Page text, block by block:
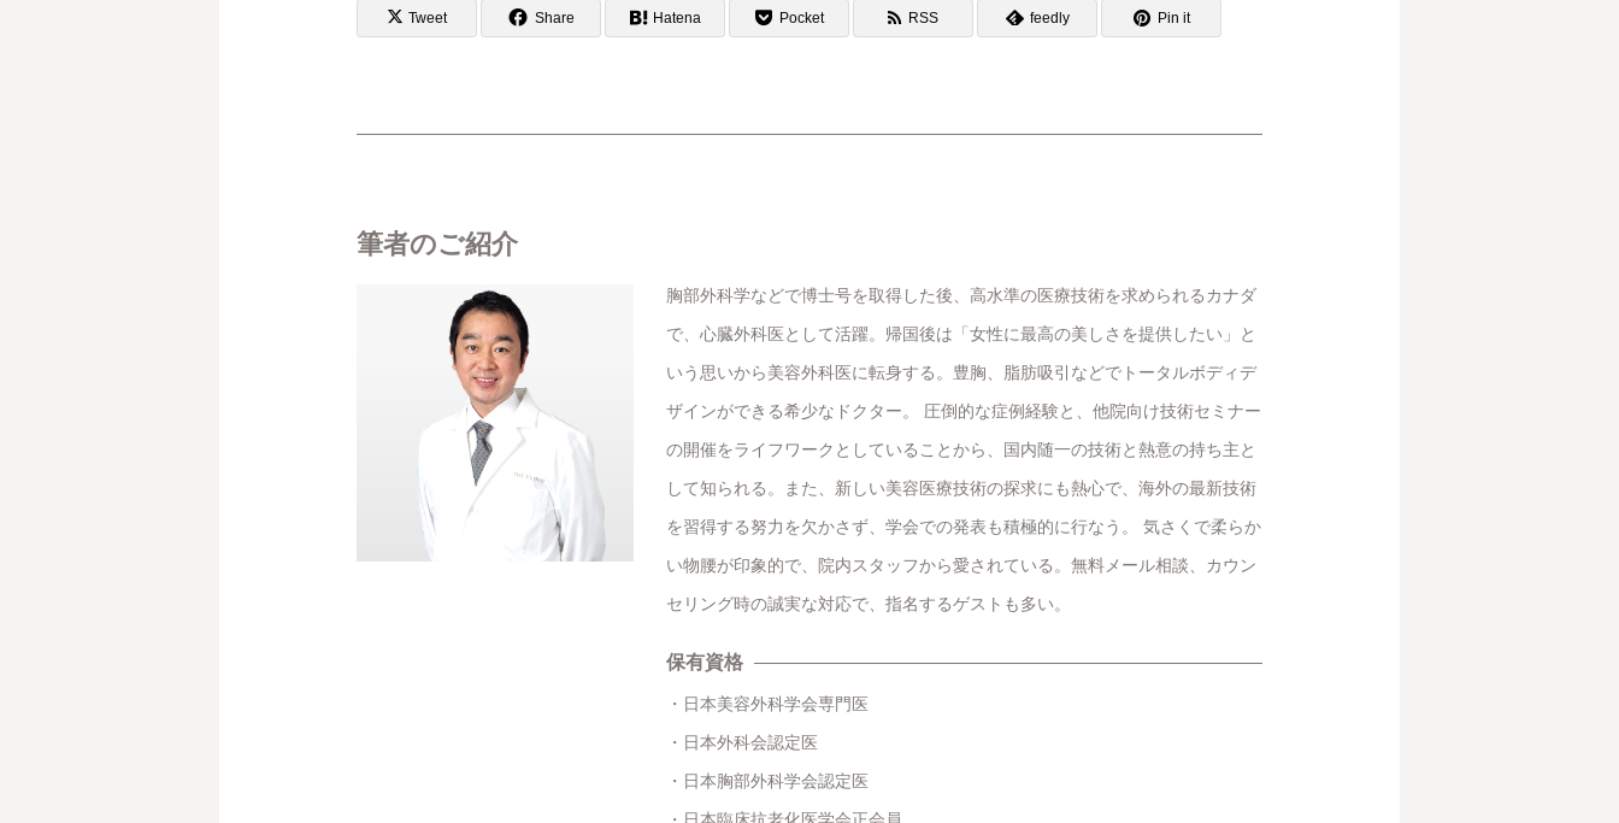
Tweet Share Hatena Pocket RSS feedly Pin it
筆者のご紹介
胸部外科学などで博士号を取得した後、高水準の医療技術を求められるカナダ
で、心臓外科医として活躍。帰国後は「女性に最高の美しさを提供したい」と
いう思いから美容外科医に転身する。豊胸、脂肪吸引などでトータルボディデ
ザインができる希少なドクター。 圧倒的な症例経験と、他院向け技術セミナー
の開催をライフワークとしていることから、国内随一の技術と熱意の持ち主と
して知られる。また、新しい美容医療技術の探求にも熱心で、海外の最新技術
を習得する努力を欠かさず、学会での発表も積極的に行なう。 気さくで柔らか
い物腰が印象的で、院内スタッフから愛されている。無料メール相談、カウン
セリング時の誠実な対応で、指名するゲストも多い。
保有資格
日本美容外科学会専門医
日本外科会認定医
日本胸部外科学会認定医